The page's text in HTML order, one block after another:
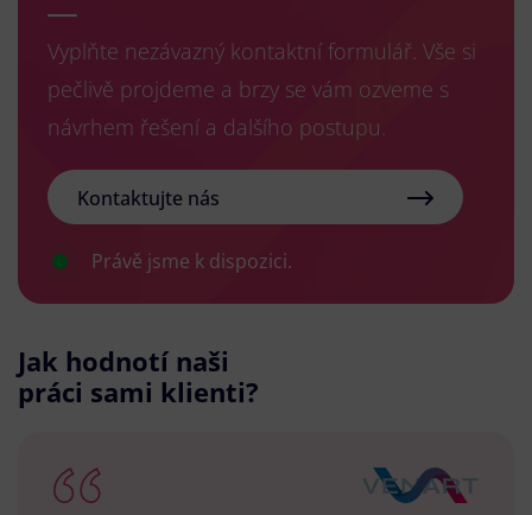
Vyplňte nezávazný kontaktní formulář. Vše si
pečlivě projdeme a brzy se vám ozveme s
návrhem řešení a dalšího postupu.
Kontaktujte nás
Právě jsme k dispozici.
Jak hodnotí naši
práci sami klienti?